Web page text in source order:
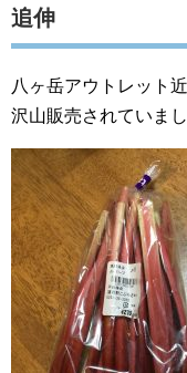
追伸
八ヶ岳アウトレット
沢山販売されていまし